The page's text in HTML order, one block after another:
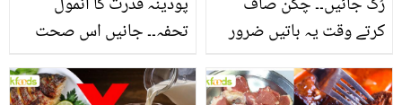
تحفہ۔۔ جانیں اس صحت
انگیز طبی فوائد
کرتے وقت یہ باتیں ضرور